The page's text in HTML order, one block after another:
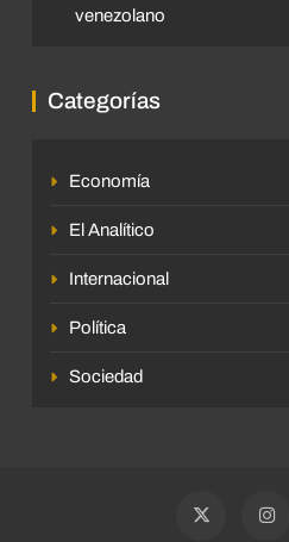
venezolano
Categorías
Economía
El Analítico
Internacional
Política
Sociedad